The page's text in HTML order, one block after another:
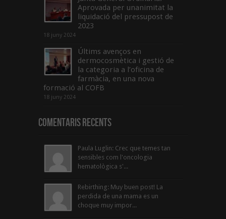
Aprovada per unanimitat la
liquidació del pressupost de
2023
18 juny 2024
Últims avenços en
dermocosmètica i gestió de
la categoria a l’oficina de
farmàcia, en una nova
formació al COFB
18 juny 2024
Comentaris Recents
Paula Luglin: Crec que temes tan
sensibles com l'oncologia
hematològica s'...
Rebirthing: Muy buen post! La
perdida de una mama es un
choque muy impor...